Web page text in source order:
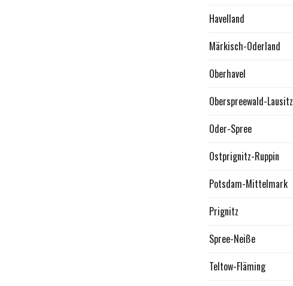
Havelland
Märkisch-Oderland
Oberhavel
Oberspreewald-Lausitz
Oder-Spree
Ostprignitz-Ruppin
Potsdam-Mittelmark
Prignitz
Spree-Neiße
Teltow-Fläming